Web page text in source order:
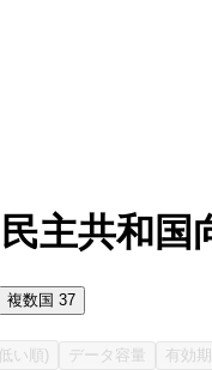
主共和国
複数国 37
い順) データ容量 有効期